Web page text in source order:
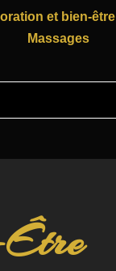
et bien-être
Massages